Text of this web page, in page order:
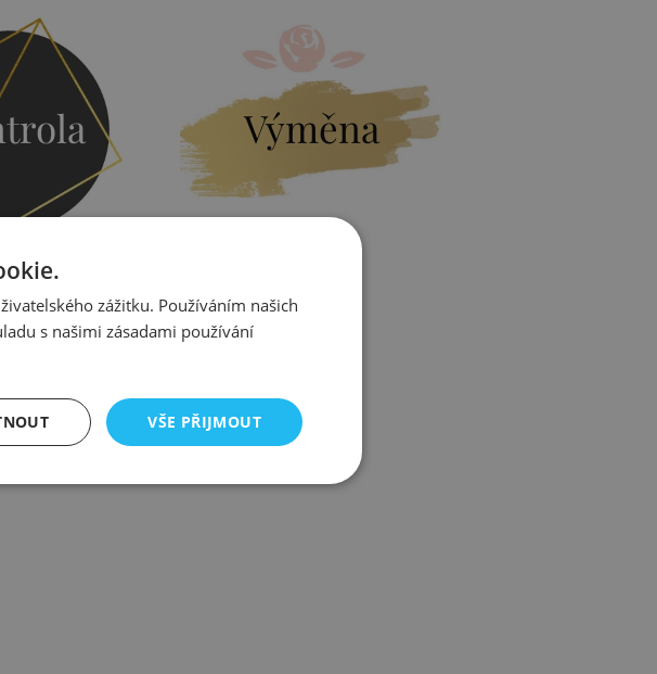
více
Výměna
Zjistit více
zážitku. Používáním našich
s našimi zásadami používání
VŠE PŘIJMOUT